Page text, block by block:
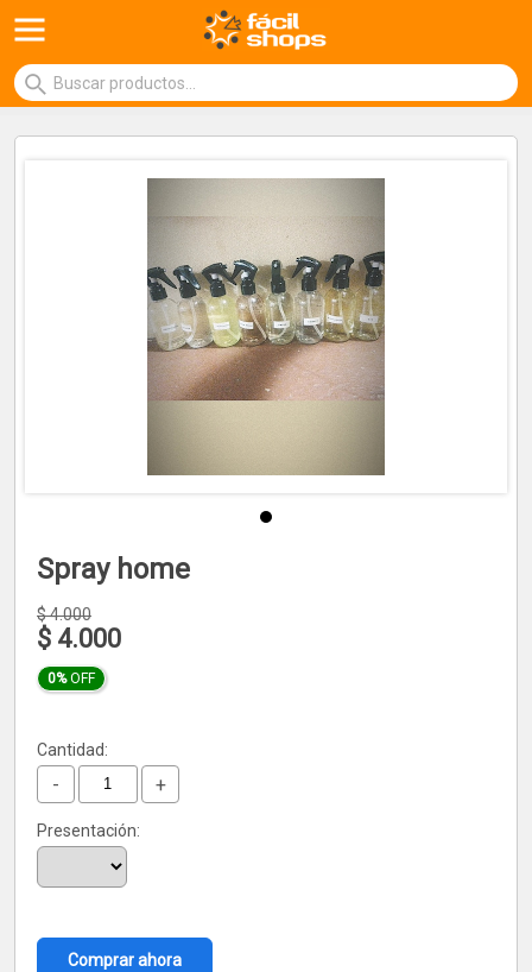
Spray home
$4.000
$ 4.000
0%OFF
Cantidad:
- +
Presentación:
Comprar ahora